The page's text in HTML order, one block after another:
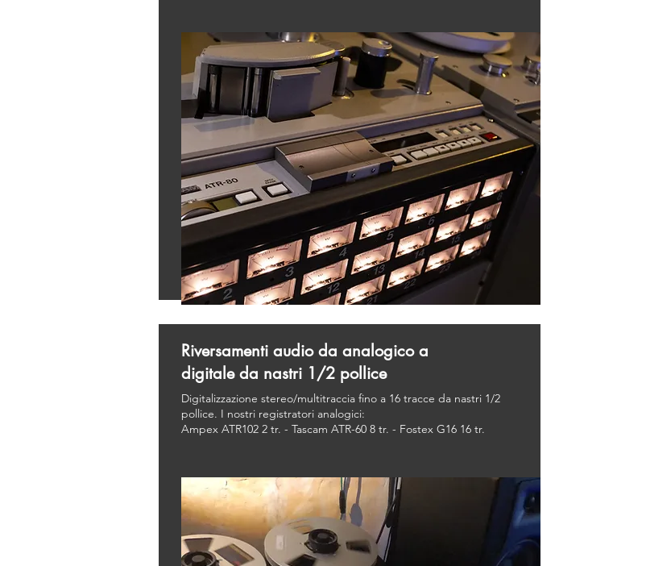
Riversamenti audio da analogico a
digitale da nastri 1/2 pollice
Digitalizzazione stereo/multitraccia fino a 16 tracce da nastri 1/2
pollice. I nostri registratori analogici:
Ampex ATR102 2 tr. - Tascam ATR-60 8 tr. - Fostex G16 16 tr.